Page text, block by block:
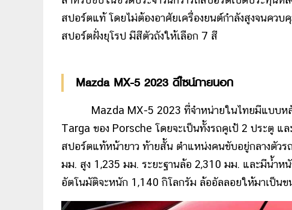
สปอร์ตแท้ โดยไม่ต้องอาศัยเครื่องยนต์กำลังสูงจนควบ
สปอร์ตฝั่งยุโรป มีสีตัวถังให้เลือก 7 สี
Mazda MX-5 2023 ดีไซน์ภายนอก
Mazda MX-5 2023 ที่จำหน่ายในไทยมีแบบห
Targa ของ Porsche โดยจะเป็นทั้งรถคูเป้ 2 ประตู แ
สปอร์ตแท้หน้ายาว ท้ายสั้น ตำแหน่งคนขับอยู่กลางตัวร
มม. สูง 1,235 มม. ระยะฐานล้อ 2,310 มม. และมีน้ำห
อัตโนมัติจะหนัก 1,140 กิโลกรัม ล้ออัลลอยให้มาเป็น